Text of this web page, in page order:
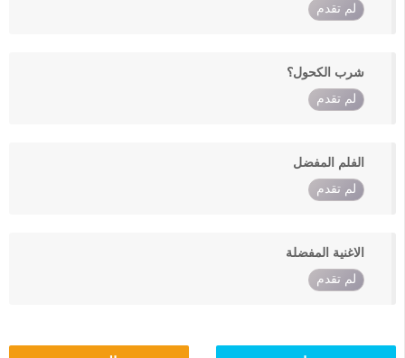
لم تقدم
شرب الكحول؟
لم تقدم
الفلم المفضل
لم تقدم
الاغنية المفضلة
لم تقدم